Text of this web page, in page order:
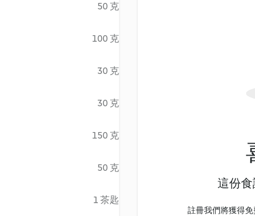
50 克
100 克
30 克
30 克
150 克
50 克
1 茶匙
這份食
註冊我們將獲得